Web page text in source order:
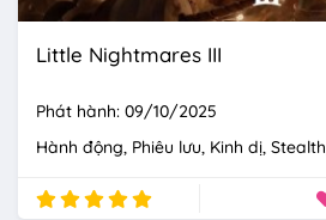
Little Nightmares III
Phát hành: 09/10/2025
Hành động Phiêu lưu Kinh dị Stealth